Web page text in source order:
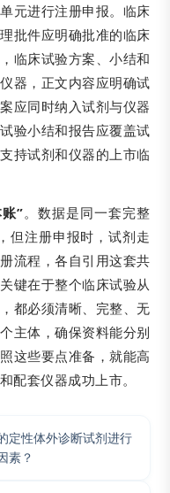
元进行注册申报。临床
批件应明确批准的临床
临床试验方案、小结和
器，正文内容应明确试
应同时纳入试剂与仪器
验小结和报告应覆盖试
持试剂和仪器的上市临
”。数据是同一套完整
但注册申报时，试剂走
流程，各自引用这套共
键在于整个临床试验从
都必须清晰、完整、无
主体，确保资料能分别
这些要点准备，就能高
配套仪器成功上市。
定性体外诊断试剂进行
素？